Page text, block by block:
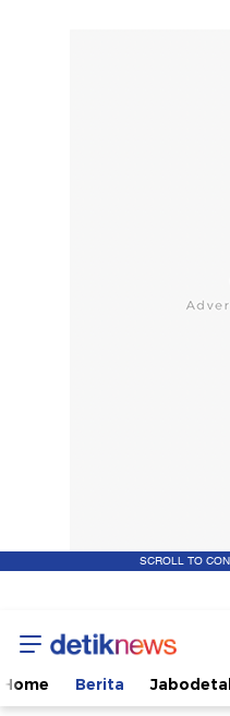
SCROLL TO
Home Berita